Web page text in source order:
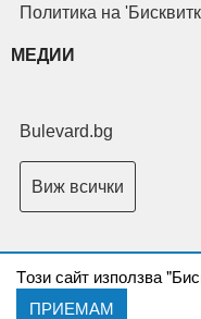
Tози сайт използва
ПРИЕМАМ
Политика на
МЕДИИ
Bulevard.bg
Виж всички
Copyright © 2026